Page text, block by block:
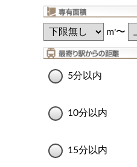
m2〜
5分以内
10分以内
15分以内